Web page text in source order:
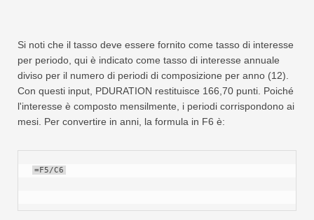
Si noti che il tasso deve essere fornito come tasso di interesse
per periodo, qui è indicato come tasso di interesse annuale
diviso per il numero di periodi di composizione per anno (12).
Con questi input, PDURATION restituisce 166,70 punti. Poiché
l'interesse è composto mensilmente, i periodi corrispondono ai
mesi. Per convertire in anni, la formula in F6 è:
=F5/C6